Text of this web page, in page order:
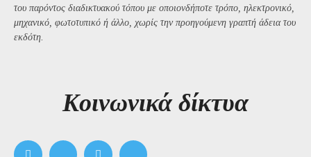
του παρόντος διαδικτυακού τόπου με οποιονδήποτε τρόπο, ηλεκτρονικό,
μηχανικό, φωτοτυπικό ή άλλο, χωρίς την προηγούμενη γραπτή άδεια του
εκδότη.
Kοινωνικά δίκτυα